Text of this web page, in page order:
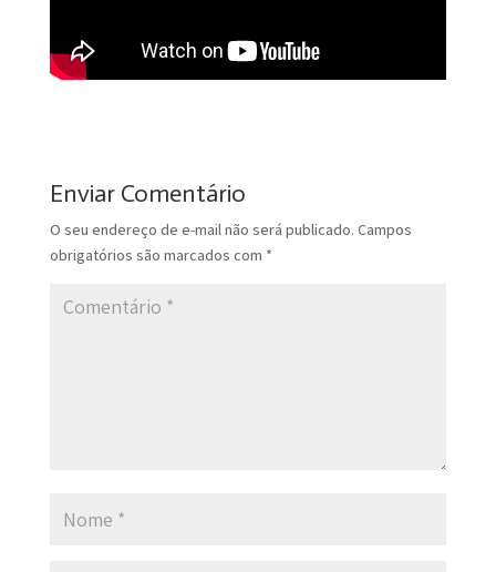
Enviar Comentário
O seu endereço de e-mail não será publicado. Campos
obrigatórios são marcados com *